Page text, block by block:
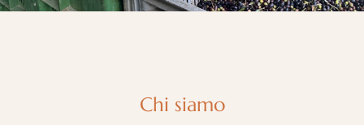
Chi siamo